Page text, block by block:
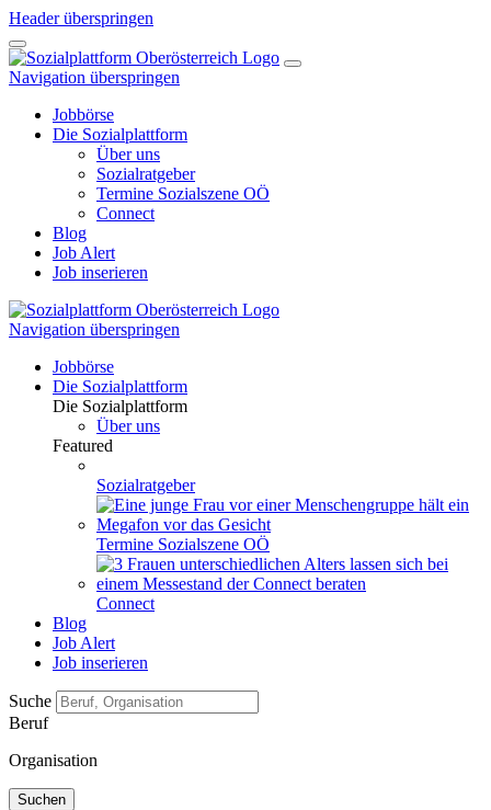
Header überspringen
Navigation überspringen
Jobbörse
Die Sozialplattform
Über uns
Sozialratgeber
Termine Sozialszene OÖ
Connect
Blog
Job Alert
Job inserieren
Navigation überspringen
Jobbörse
Die Sozialplattform
Die Sozialplattform
Über uns
Featured
Sozialratgeber
Termine Sozialszene OÖ
Connect
Blog
Job Alert
Job inserieren
Suche
Beruf
Organisation
Suchen